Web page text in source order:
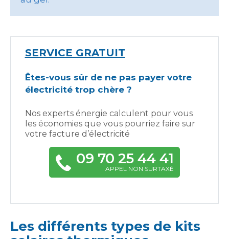
SERVICE GRATUIT
Êtes-vous sûr de ne pas payer votre
électricité trop chère ?
Nos experts énergie calculent pour vous
les économies que vous pourriez faire sur
votre facture d’électricité
09 70 25 44 41
APPEL NON SURTAXÉ
Les différents types de kits